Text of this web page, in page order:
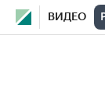
ВИДЕО